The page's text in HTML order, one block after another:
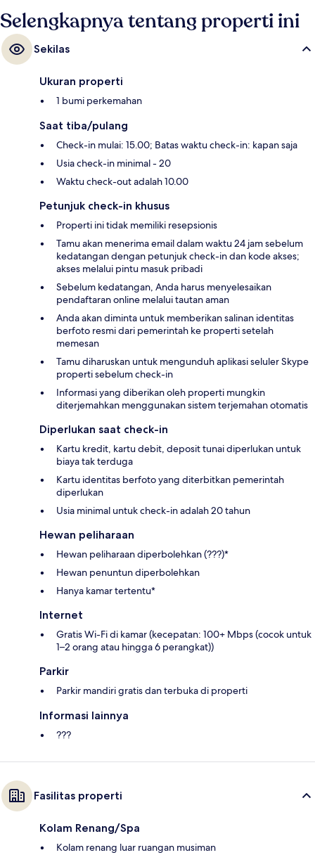
Selengkapnya tentang properti ini
Sekilas
Ukuran properti
1 bumi perkemahan
Saat tiba/pulang
Check-in mulai: 15.00; Batas waktu check-in: kapan saja
Usia check-in minimal - 20
Waktu check-out adalah 10.00
Petunjuk check-in khusus
Properti ini tidak memiliki resepsionis
Tamu akan menerima email dalam waktu 24 jam sebelum
kedatangan dengan petunjuk check-in dan kode akses;
akses melalui pintu masuk pribadi
Sebelum kedatangan, Anda harus menyelesaikan
pendaftaran online melalui tautan aman
Anda akan diminta untuk memberikan salinan identitas
berfoto resmi dari pemerintah ke properti setelah
memesan
Tamu diharuskan untuk mengunduh aplikasi seluler Skype
properti sebelum check-in
Informasi yang diberikan oleh properti mungkin
diterjemahkan menggunakan sistem terjemahan otomatis
Diperlukan saat check-in
Kartu kredit, kartu debit, deposit tunai diperlukan untuk
biaya tak terduga
Kartu identitas berfoto yang diterbitkan pemerintah
diperlukan
Usia minimal untuk check-in adalah 20 tahun
Hewan peliharaan
Hewan peliharaan diperbolehkan (???)*
Hewan penuntun diperbolehkan
Hanya kamar tertentu*
Internet
Gratis Wi-Fi di kamar (kecepatan: 100+ Mbps (cocok untuk
1–2 orang atau hingga 6 perangkat))
Parkir
Parkir mandiri gratis dan terbuka di properti
Informasi lainnya
???
Fasilitas properti
Kolam Renang/Spa
Kolam renang luar ruangan musiman